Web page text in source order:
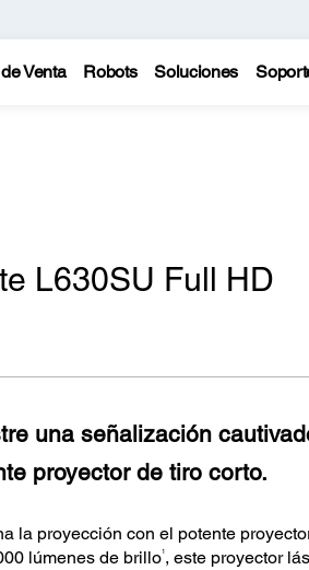
Venta Robots Soluciones
L630SU Full HD
una señalización
proyector de tiro corto.
la proyección con el potente
lúmenes de brillo1, este proyector